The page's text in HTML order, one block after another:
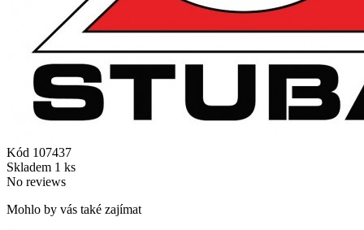
Kód 107437
Skladem 1 ks
No reviews
Mohlo by vás také zajímat